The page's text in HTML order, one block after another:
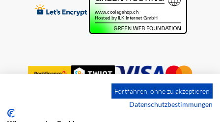
Fortfahren, ohne zu akzeptieren
Datenschutzbestimmungen